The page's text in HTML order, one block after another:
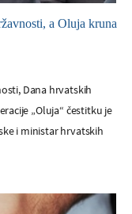
a Oluja kruna
Dana hrvatskih
„Oluja“ čestitku je
i ministar hrvatskih